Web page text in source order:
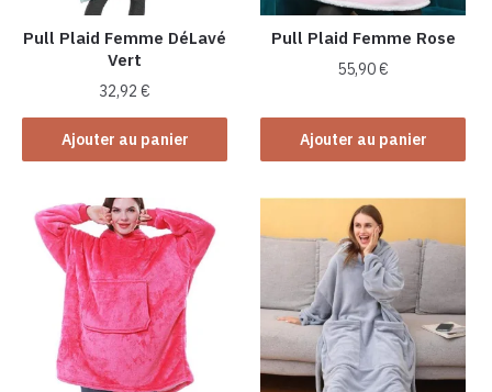
Pull Plaid Femme DéLavé
Vert
32,92€
Ajouter au panier
Pull Plaid Femme Rose
55,90€
Ajouter au panier